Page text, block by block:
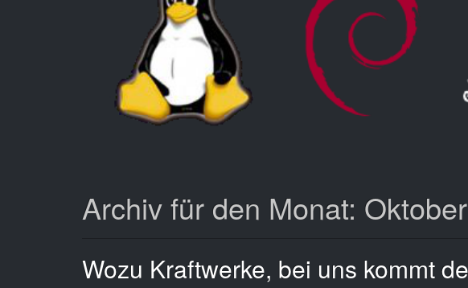
Archiv für den Monat:
Wozu Kraftwerke, bei uns kommt